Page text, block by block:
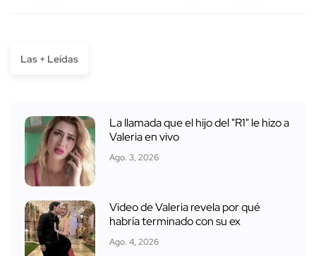
Las + Leídas
La llamada que el hijo del "R1" le hizo a
Valeria en vivo
Ago. 3, 2026
Video de Valeria revela por qué
habría terminado con su ex
Ago. 4, 2026